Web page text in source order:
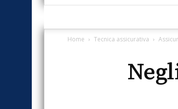
Home Tecnica assicurativa